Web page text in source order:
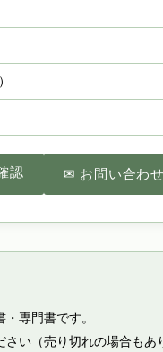
認 ✉ お問い合わせ
専門書です。
い（売り切れの場合もあ